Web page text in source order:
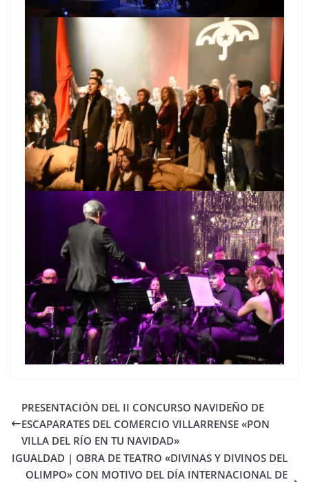
PRESENTACIÓN DEL II CONCURSO NAVIDEÑO DE
ESCAPARATES DEL COMERCIO VILLARRENSE «PON
VILLA DEL RÍO EN TU NAVIDAD»
IGUALDAD | OBRA DE TEATRO «DIVINAS Y DIVINOS DEL
OLIMPO» CON MOTIVO DEL DÍA INTERNACIONAL DE